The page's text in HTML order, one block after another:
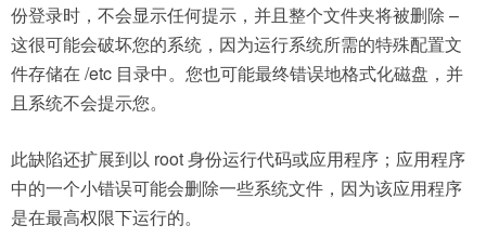
份登录时，不会显示任何提示，并且整个文件夹将被删除 –
这很可能会破坏您的系统，因为运行系统所需的特殊配置文
件存储在 /etc 目录中。您也可能最终错误地格式化磁盘，并
且系统不会提示您。
此缺陷还扩展到以 root 身份运行代码或应用程序；应用程序
中的一个小错误可能会删除一些系统文件，因为该应用程序
是在最高权限下运行的。